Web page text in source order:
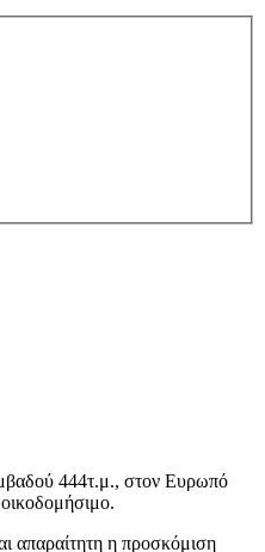
444τ.μ., στον Ευρωπό
απαραίτητη η προσκόμιση